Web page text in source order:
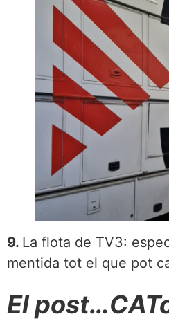
9. La flota de TV3:
mentida tot el que pot
El